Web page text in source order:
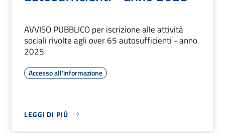
AVVISO PUBBLICO per iscrizione alle attività
sociali rivolte agli over 65 autosufficienti - anno
2025
Accesso all'informazione
LEGGI DI PIÙ